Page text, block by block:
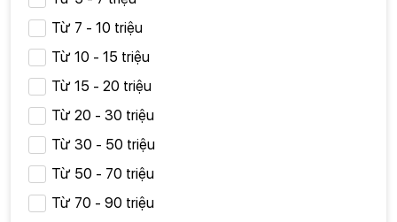
Từ 7 - 10 triệu
Từ 10 - 15 triệu
Từ 15 - 20 triệu
Từ 20 - 30 triệu
Từ 30 - 50 triệu
Từ 50 - 70 triệu
Từ 70 - 90 triệu